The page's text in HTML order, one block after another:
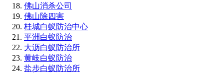
佛山消杀公司
佛山除四害
桂城白蚁防治中心
平洲白蚁防治
大沥白蚁防治所
黄岐白蚁防治
盐步白蚁防治所